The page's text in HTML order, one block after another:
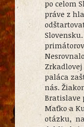
po celom
práve z
paláca
nás.
Bratislave
Maťko a
otázku,